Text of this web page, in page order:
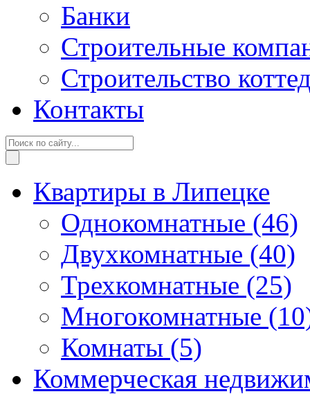
Банки
Строительные
Строительство
Контакты
Квартиры в Липецке
Однокомнатные (46)
Двухкомнатные (40)
Трехкомнатные (25)
Многокомнатные
Комнаты (5)
Коммерческая